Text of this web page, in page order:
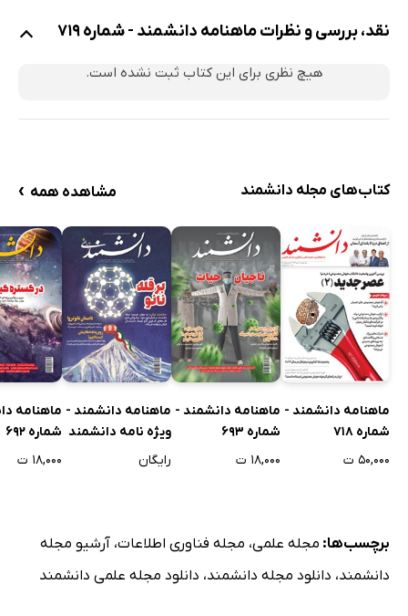
نقد، بررسی و نظرات ماهنامه دانشمند - شماره 719
هیچ نظری برای این کتاب ثبت نشده است.
کتاب‌های مجله دانشمند مشاهده همه ›
ماهنامه دانشمند -
شماره 718
۵۰,۰۰۰ ت
ماهنامه دانشمند -
شماره 693
۱۸,۰۰۰ ت
ماهنامه دانشمند -
ویژه نامه دانشمند
ایرانی
رایگان
ماهنامه
شماره 692
۱۸,۰۰۰ ت
برچسب‌ها: مجله علمی، مجله فناوری اطلاعات، آرشیو مجله
دانشمند، دانلود مجله دانشمند، دانلود مجله علمی دانشمند